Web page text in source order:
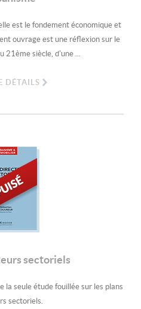
est le fondement économique et
ouvrage est une réflexion sur le
21ème siècle, d'une ...
DÉTAILS
sectoriels
la seule étude fouillée sur les plans
sectoriels.